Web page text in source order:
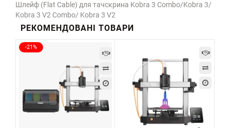
Шлейф (Flat Cable) для тачскрина Kobra 3 Combo/Kobra 3/
Kobra 3 V2 Combo/ Kobra 3 V2
РЕКОМЕНДОВАНІ ТОВАРИ
-21%